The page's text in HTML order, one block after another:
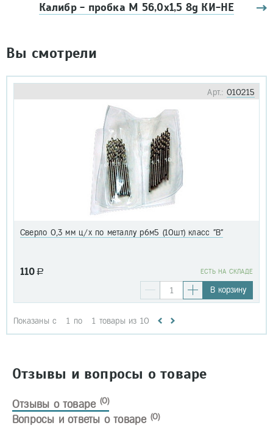
Калибр - пробка М 56,0х1,5 8g КИ-НЕ
Вы смотрели
Арт.: 010215
Сверло 0,3 мм ц/х по металлу р6м5 (10шт) класс "В"
110 a EСТЬ НА СКЛАДЕ
В корзину
Показаны с 1 по 1 товары из 10
Отзывы и вопросы о товаре
Отзывы о товаре (0)
Вопросы и ответы о товаре (0)